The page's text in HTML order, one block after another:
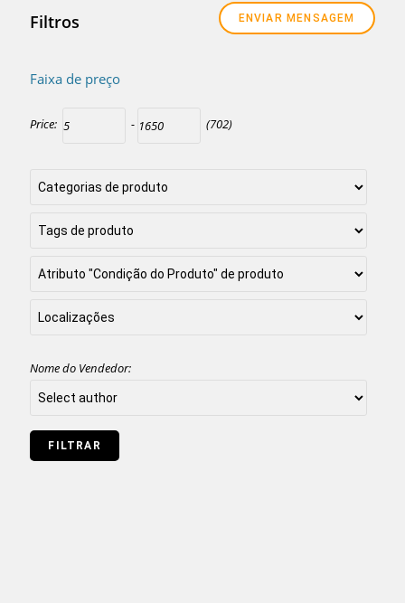
Filtros
Faixa de preço
Price: - (702)
Nome do Vendedor: